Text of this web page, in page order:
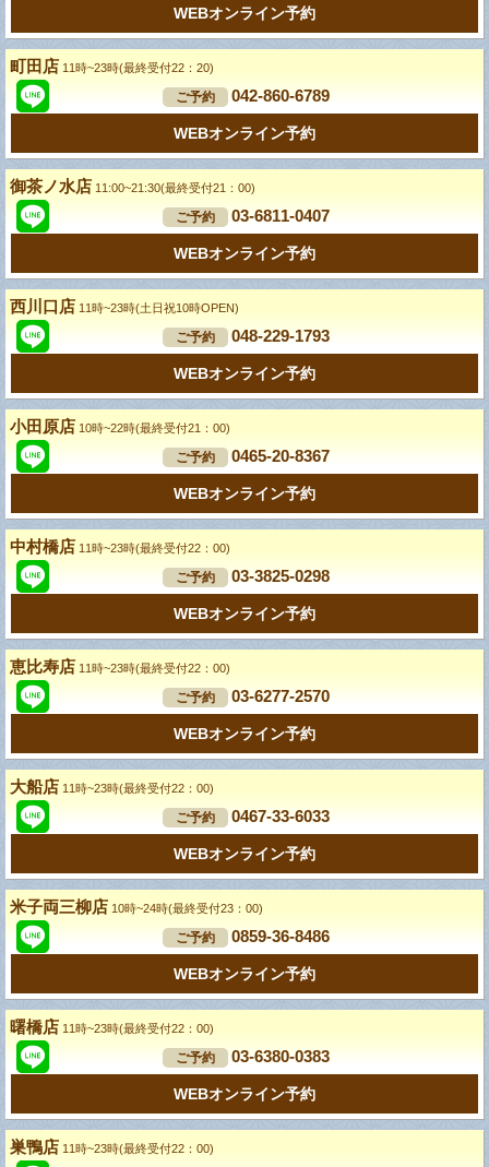
WEBオンライン予約
町田店 11時~23時(最終受付22：20)
ご予約 042-860-6789
WEBオンライン予約
御茶ノ水店 11:00~21:30(最終受付21：00)
ご予約 03-6811-0407
WEBオンライン予約
西川口店 11時~23時(土日祝10時OPEN)
ご予約 048-229-1793
WEBオンライン予約
小田原店 10時~22時(最終受付21：00)
ご予約 0465-20-8367
WEBオンライン予約
中村橋店 11時~23時(最終受付22：00)
ご予約 03-3825-0298
WEBオンライン予約
恵比寿店 11時~23時(最終受付22：00)
ご予約 03-6277-2570
WEBオンライン予約
大船店 11時~23時(最終受付22：00)
ご予約 0467-33-6033
WEBオンライン予約
米子両三柳店 10時~24時(最終受付23：00)
ご予約 0859-36-8486
WEBオンライン予約
曙橋店 11時~23時(最終受付22：00)
ご予約 03-6380-0383
WEBオンライン予約
巣鴨店 11時~23時(最終受付22：00)